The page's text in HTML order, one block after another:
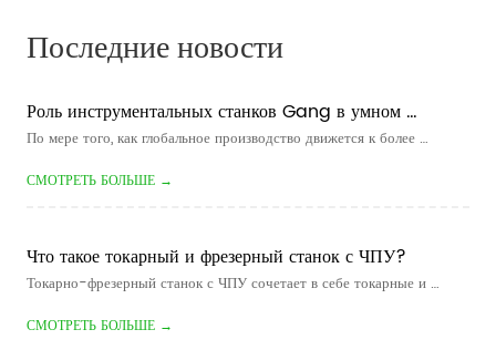
Последние новости
Роль инструментальных станков Gang в умном
производстве
По мере того, как глобальное производство движется к более
более гибкому производству, умное производство стало ключевым
произво...
СМОТРЕТЬ БОЛЬШЕ →
Что такое токарный и фрезерный станок с ЧПУ?
Токарно-фрезерный станок с ЧПУ сочетает в себе токарные и
Он предназначен для производства компонентов, которые содержат
СМОТРЕТЬ БОЛЬШЕ →